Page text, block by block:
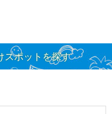
スポットを探す